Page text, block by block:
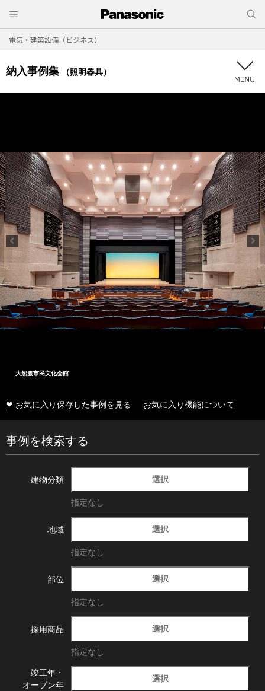
電気・建築設備（ビジネス）
納入事例集 （照明器具）
大船渡市民文化会館
❤ お気に入り保存した事例を見る お気に入り機能について
事例を検索する
建物分類 選択
指定なし
地域 選択
指定なし
部位 選択
指定なし
採用商品 選択
指定なし
竣工年・
オープン年
選択